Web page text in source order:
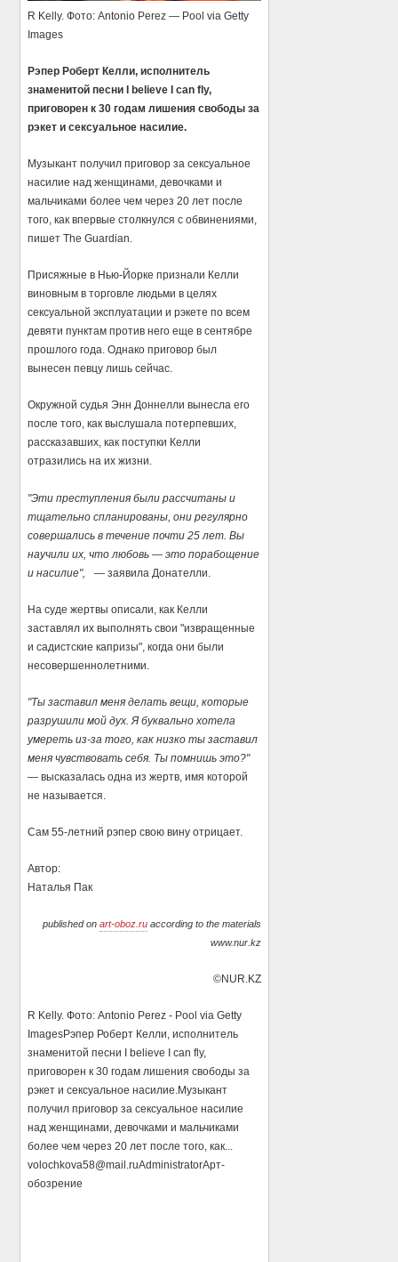
R Kelly. Фото: Antonio Perez — Pool via Getty
Images
Рэпер Роберт Келли, исполнитель
знаменитой песни I believe I can fly,
приговорен к 30 годам лишения свободы за
рэкет и сексуальное насилие.
Музыкант получил приговор за сексуальное
насилие над женщинами, девочками и
мальчиками более чем через 20 лет после
того, как впервые столкнулся с обвинениями,
пишет The Guardian.
Присяжные в Нью-Йорке признали Келли
виновным в торговле людьми в целях
сексуальной эксплуатации и рэкете по всем
девяти пунктам против него еще в сентябре
прошлого года. Однако приговор был
вынесен певцу лишь сейчас.
Окружной судья Энн Доннелли вынесла его
после того, как выслушала потерпевших,
рассказавших, как поступки Келли
отразились на их жизни.
"Эти преступления были рассчитаны и
тщательно спланированы, они регулярно
совершались в течение почти 25 лет. Вы
научили их, что любовь — это порабощение
и насилие",
— заявила Донателли.
На суде жертвы описали, как Келли
заставлял их выполнять свои "извращенные
и садистские капризы", когда они были
несовершеннолетними.
"Ты заставил меня делать вещи, которые
разрушили мой дух. Я буквально хотела
умереть из-за того, как низко ты заставил
меня чувствовать себя. Ты помнишь это?"
— высказалась одна из жертв, имя которой
не называется.
Сам 55-летний рэпер свою вину отрицает.
Автор:
Наталья Пак
published on art-oboz.ruaccording to the materials
www.nur.kz
©NUR.KZ
R Kelly. Фото: Antonio Perez - Pool via Getty
ImagesРэпер Роберт Келли, исполнитель
знаменитой песни I believe I can fly,
приговорен к 30 годам лишения свободы за
рэкет и сексуальное насилие.Музыкант
получил приговор за сексуальное насилие
над женщинами, девочками и мальчиками
более чем через 20 лет после того, как...
volochkova58@mail.ruAdministratorАрт-
обозрение